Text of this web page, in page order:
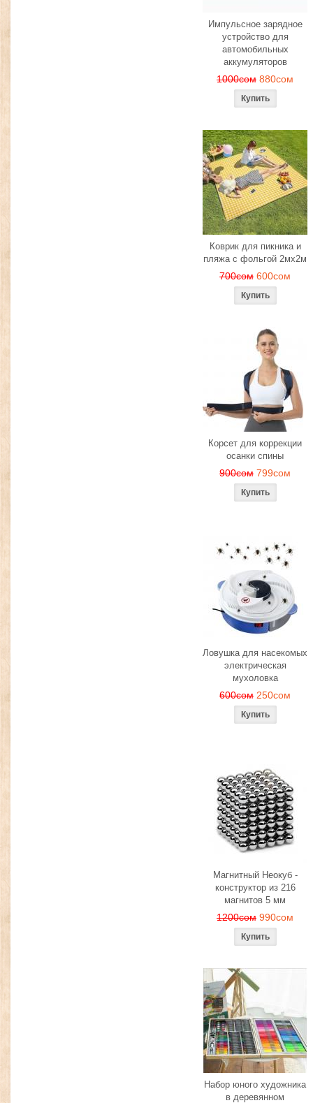
Импульсное зарядное
устройство для
автомобильных
аккумуляторов
1000сом 880сом
Коврик для пикника и
пляжа с фольгой 2мх2м
700сом 600сом
Корсет для коррекции
осанки спины
900сом 799сом
Ловушка для насекомых
электрическая
мухоловка
600сом 250сом
Магнитный Неокуб -
конструктор из 216
магнитов 5 мм
1200сом 990сом
Набор юного художника
в деревянном